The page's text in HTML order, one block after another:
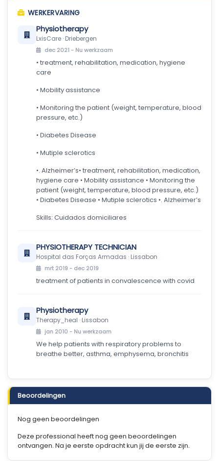
WERKERVARING
Physiotherapy
LxisCare · Driebergen
dec 2021 - Nu werkzaam
• treatment, rehabilitation, medication, hygiene
care
• Mobility assistance
• Monitoring the patient (weight, temperature, blood
pressure, etc.)
• Diabetes Disease
• Mutiple sclerotics
•. Alzheimer’s• treatment, rehabilitation, medication,
hygiene care • Mobility assistance • Monitoring the
patient (weight, temperature, blood pressure, etc.)
• Diabetes Disease • Mutiple sclerotics •. Alzheimer’s
Skills: Cuidados domiciliares
PHYSIOTHERAPY TECHNICIAN
Hospital das Forças Armadas · Lissabon
mrt 2019 - dec 2019
treatment of patients in convalescence with covid
Physiotherapy
Therapy_heal · Lissabon
jan 2010 - Nu werkzaam
We help patients with respiratory problems to
breathe better, asthma, emphysema, bronchitis
Beoordelingen
Nog geen beoordelingen
Deze professional heeft nog geen beoordelingen
ontvangen. Na je eerste opdracht kun jij de eerste zijn.